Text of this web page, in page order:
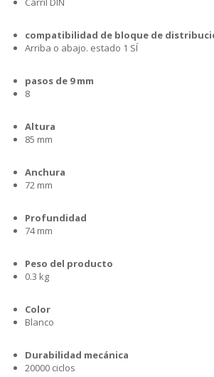
compatibilidad de bloque de
Arriba o abajo. estado 1 SÍ
pasos de 9 mm
8
Altura
85 mm
Anchura
72 mm
Profundidad
74 mm
Peso del producto
0.3 kg
Color
Blanco
Durabilidad mecánica
20000 ciclos